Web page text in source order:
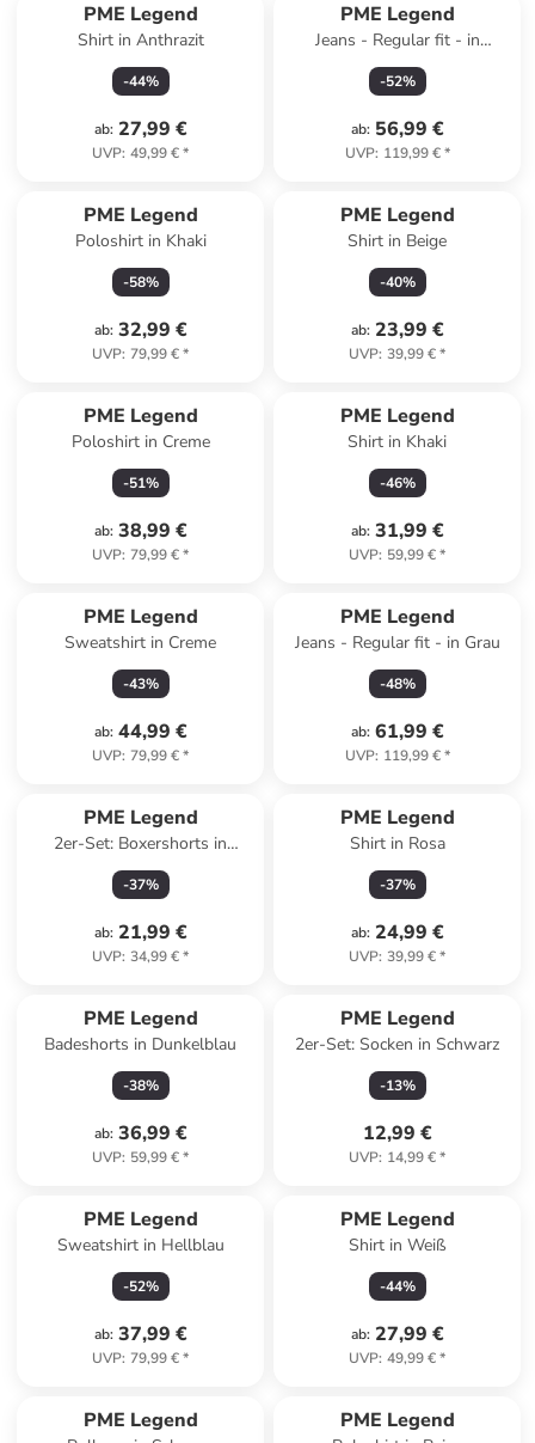
PME Legend
Shirt in Anthrazit
-44%
ab: 27,99 €
UVP: 49,99 €*
PME Legend
Jeans - Regular fit - in
Hellblau
-52%
ab: 56,99 €
UVP: 119,99 €*
PME Legend
Poloshirt in Khaki
-58%
ab: 32,99 €
UVP: 79,99 €*
PME Legend
Shirt in Beige
-40%
ab: 23,99 €
UVP: 39,99 €*
PME Legend
Poloshirt in Creme
-51%
ab: 38,99 €
UVP: 79,99 €*
PME Legend
Shirt in Khaki
-46%
ab: 31,99 €
UVP: 59,99 €*
PME Legend
Sweatshirt in Creme
-43%
ab: 44,99 €
UVP: 79,99 €*
PME Legend
Jeans - Regular fit - in Grau
-48%
ab: 61,99 €
UVP: 119,99 €*
PME Legend
2er-Set: Boxershorts in
Dunkelblau/ Grau
-37%
ab: 21,99 €
UVP: 34,99 €*
PME Legend
Shirt in Rosa
-37%
ab: 24,99 €
UVP: 39,99 €*
PME Legend
Badeshorts in Dunkelblau
-38%
ab: 36,99 €
UVP: 59,99 €*
PME Legend
2er-Set: Socken in Schwarz
-13%
12,99 €
UVP: 14,99 €*
PME Legend
Sweatshirt in Hellblau
-52%
ab: 37,99 €
UVP: 79,99 €*
PME Legend
Shirt in Weiß
-44%
ab: 27,99 €
UVP: 49,99 €*
PME Legend PME Legend